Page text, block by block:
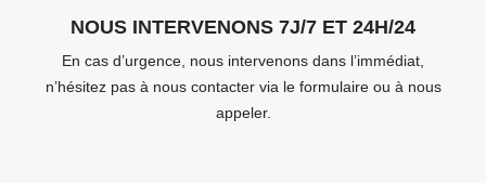
NOUS INTERVENONS 7J/7 ET 24H/24
En cas d’urgence, nous intervenons dans l’immédiat,
n’hésitez pas à nous contacter via le formulaire ou à nous
appeler.